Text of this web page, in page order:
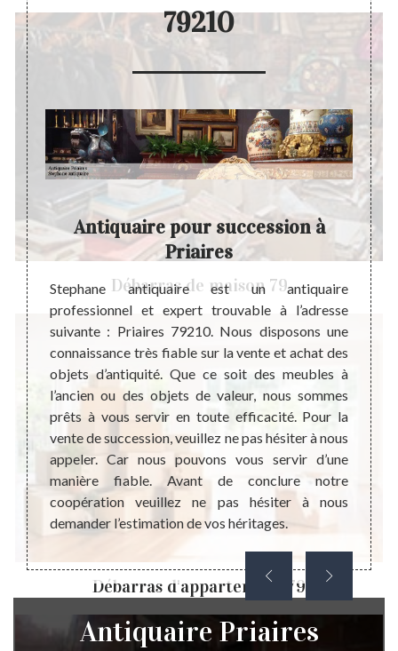
Débarras de maison 79
Débarras d'appartement 79
79210
un ou
de
Antiquaire pour succession à
Priaires
Stephane antiquaire est un antiquaire
professionnel et expert trouvable à l’adresse
suivante : Priaires 79210. Nous disposons une
connaissance très fiable sur la vente et achat des
objets d’antiquité. Que ce soit des meubles à
l’ancien ou des objets de valeur, nous sommes
prêts à vous servir en toute efficacité. Pour la
vente de succession, veuillez ne pas hésiter à nous
appeler. Car nous pouvons vous servir d’une
manière fiable. Avant de conclure notre
coopération veuillez ne pas hésiter à nous
demander l’estimation de vos héritages.
A
être
pas
les
Antiquaire Priaires